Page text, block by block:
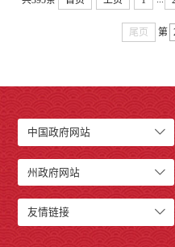
尾页 第
中国政府网站
州政府网站
友情链接